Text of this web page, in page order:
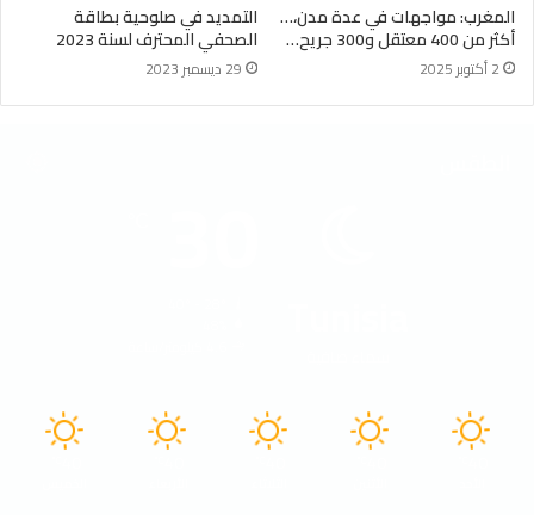
المغرب: مواجهات في عدة مدن،…
أكثر من 400 معتقل و300 جريح…
2 أكتوبر 2025
التمديد في صلوحية بطاقة
الصحفي المحترف لسنة 2023
29 ديسمبر 2023